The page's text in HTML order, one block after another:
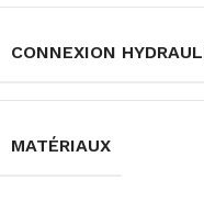
CONNEXION
MATÉRIAUX